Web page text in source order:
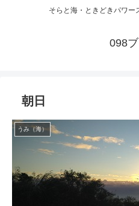
そらと海・ときどきパワ
098
朝日
うみ（海）